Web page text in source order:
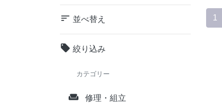
sort 並べ替え
local_offer 絞り込み
カテゴリー
weekend 修理・組立
1